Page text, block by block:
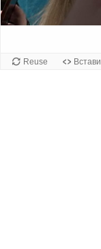
Reuse